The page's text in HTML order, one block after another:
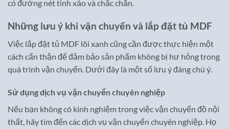
có đường nét tinh xảo và chắc chắn.
Những lưu ý khi vận chuyển và lắp đặt tủ MDF
Việc lắp đặt tủ MDF lõi xanh cũng cần được thực hiện một
cách cẩn thận để đảm bảo sản phẩm không bị hư hỏng trong
quá trình vận chuyển. Dưới đây là một số lưu ý đáng chú ý.
Sử dụng dịch vụ vận chuyển chuyên nghiệp
Nếu bạn không có kinh nghiệm trong việc vận chuyển đồ nội
thất, hãy tìm đến các dịch vụ vận chuyển chuyên nghiệp. Họ